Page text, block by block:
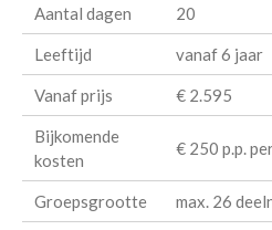
Aantal dagen 20
Leeftijd vanaf 6 jaar
Vanaf prijs € 2.595
Bijkomende
kosten
€ 250 p.p.
Groepsgrootte max. 26